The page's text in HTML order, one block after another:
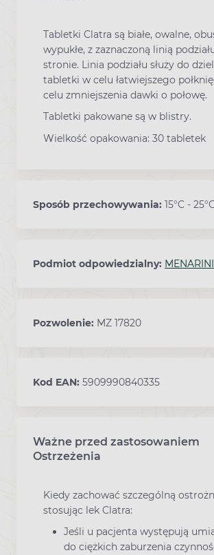
Tabletki Clatra są białe, owalne,
wypukłe, z zaznaczoną linią
stronie. Linia podziału służy do
tabletki w celu łatwiejszego
celu zmniejszenia dawki o połowę.
Tabletki pakowane są w blistry.
Wielkość opakowania: 30 tabletek
Sposób przechowywania: 15°C -
Podmiot odpowiedzialny: MENARINI
Pozwolenie: MZ 17820
Kod EAN: 5909990840335
Ważne przed zastosowaniem
Ostrzeżenia
Kiedy zachować szczególną
stosując lek Clatra:
Jeśli u pacjenta występują
do ciężkich zaburzenia